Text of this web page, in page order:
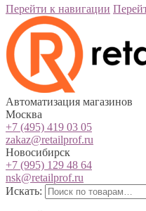
Перейти к навигации
Автоматизация магазинов
Москва
+7 (495) 419 03 05
zakaz@retailprof.ru
Новосибирск
+7 (995) 129 48 64
nsk@retailprof.ru
Искать: